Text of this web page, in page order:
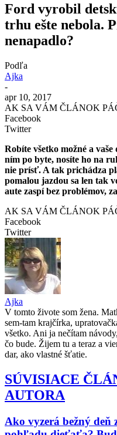
Ford vyrobil
trhu ešte nebola.
nenapadlo?
Podľa
Ajka
-
apr 10, 2017
AK SA VÁM ČLÁNOK
Facebook
Twitter
Robíte všetko možné a
ním po byte, nosíte ho na
nie prísť. A tak prichádza
pomalou jazdou sa len tak
aute zaspí bez problémov,
AK SA VÁM ČLÁNOK
Facebook
Twitter
Ajka
V tomto živote som žena.
sem-tam krajčírka,
všetko. Ani ja nečítam
čo bude. Žijem tu a teraz a
dar, ako vlastné šťatie.
SÚVISIACE
AUTORA
Ako vyzerá bežný